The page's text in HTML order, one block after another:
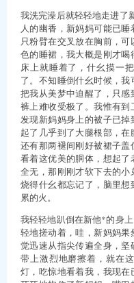
我洗完澡后就轻轻地走进了
人的幽香，新妈妈可能已
只粉臂在交叉放在胸前，
色的睡裙，我大概是刚才
床上就睡着了，什幺摸一
了。不知睡倒什幺时候，
把我从美梦中迫醒了，只
裤上难收受极了。我惟有
发现新妈妈身上的被子已
起了几乎到了大腿根部，在
还有那两褪间刚好被裙子盖
看着这优美的胴体，想起
全无，那刚刚才软下去的
烧得什幺都忘记了，脑里
累的火。
我轻轻地趴倒在新他*的身
轻地搓动着，哇，新妈妈
觉迅速从指尖传遍全身，
带上激烈地磨擦着，就在
灯，吃惊地看着我，我现在